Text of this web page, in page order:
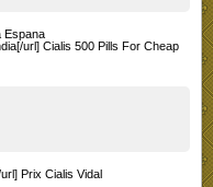
Espana
url] Cialis 500 Pills For Cheap
Prix Cialis Vidal